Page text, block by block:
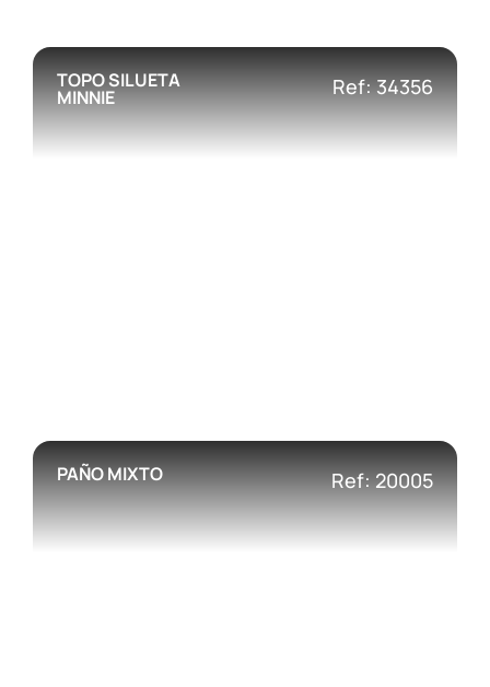
TOPO SILUETA
MINNIE Ref: 34356
PAÑO MIXTO Ref: 20005